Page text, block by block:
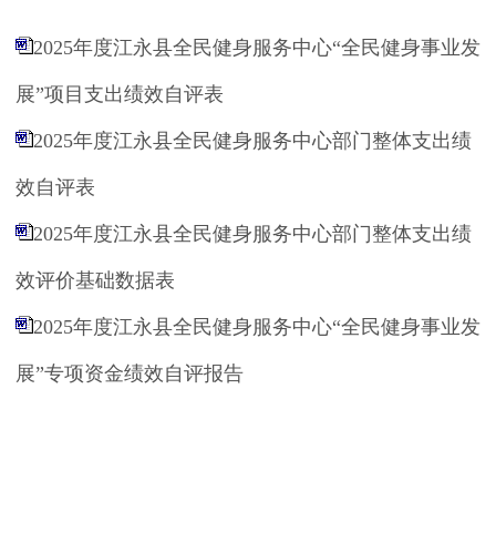
2025年度江永县全民健身服务中心“全民健身事业发
展”项目支出绩效自评表
2025年度江永县全民健身服务中心部门整体支出绩
效自评表
2025年度江永县全民健身服务中心部门整体支出绩
效评价基础数据表
2025年度江永县全民健身服务中心“全民健身事业发
展”专项资金绩效自评报告